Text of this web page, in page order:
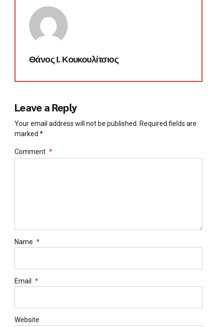
Θάνος Ι. Κουκουλίτσιος
Leave a Reply
Your email address will not be published. Required fields are
marked *
Comment *
Name *
Email *
Website